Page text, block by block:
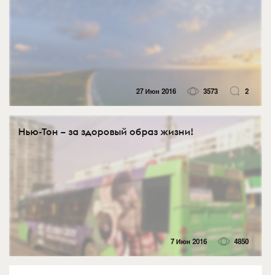
27 Июн 2016 3573 2
Нью-Тон – за здоровый образ жизни!
7 Июн 2016 4850